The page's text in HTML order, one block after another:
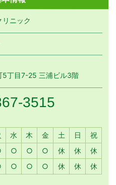
リニック
5丁目7-25 三浦ビル3階
号3515
火曜日
水 水曜日
木 木曜日
金金曜日
土土曜日
日 日曜日
祝
○ ○ ○ 休 休
休
○ ○ ○ 休 休 休